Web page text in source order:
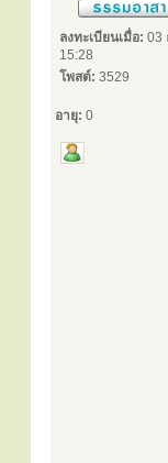
ลงทะเบียนเมื่อ: 03
15:28
โพสต์: 3529
อายุ: 0